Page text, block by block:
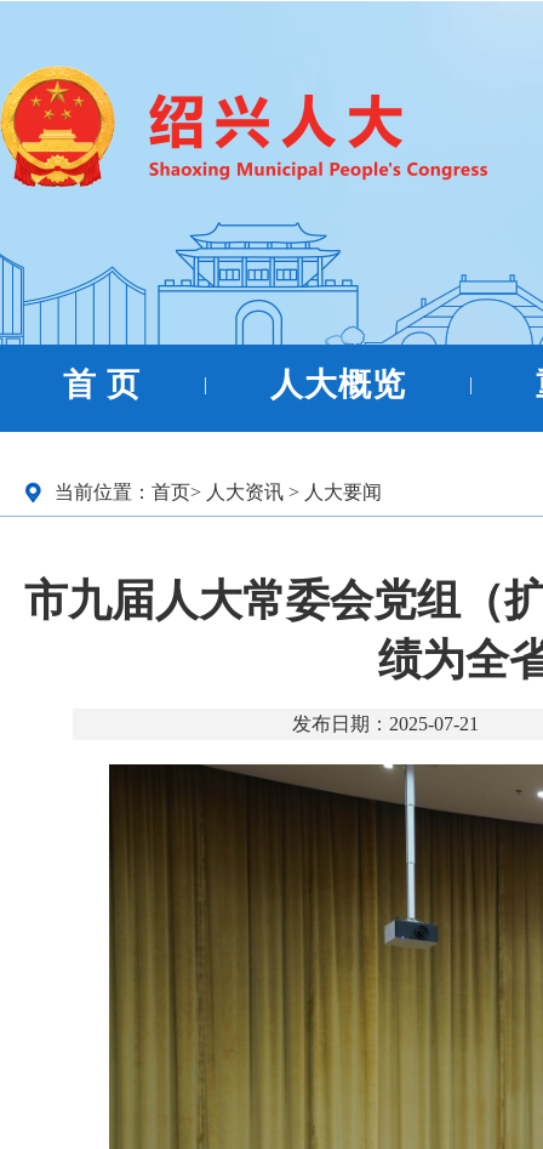
首 页 | 人大概览 |
当前位置： 首页> 人大资讯 > 人大要闻
市九届人大常委会党组（
绩为全
发布日期：2025-07-21